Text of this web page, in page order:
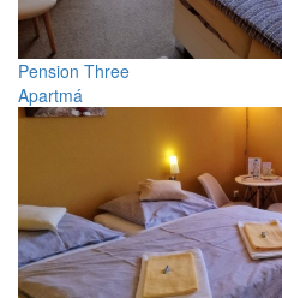
Pension Three
Apartmá